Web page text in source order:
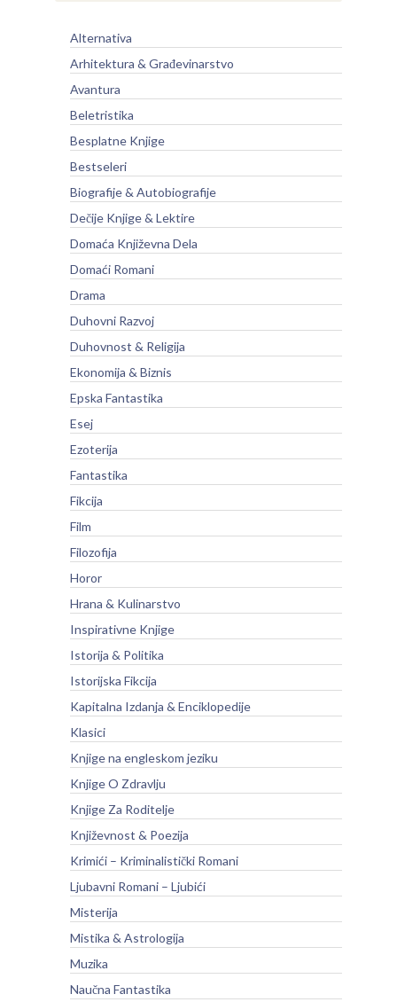
Alternativa
Arhitektura & Građevinarstvo
Avantura
Beletristika
Besplatne Knjige
Bestseleri
Biografije & Autobiografije
Dečije Knjige & Lektire
Domaća Književna Dela
Domaći Romani
Drama
Duhovni Razvoj
Duhovnost & Religija
Ekonomija & Biznis
Epska Fantastika
Esej
Ezoterija
Fantastika
Fikcija
Film
Filozofija
Horor
Hrana & Kulinarstvo
Inspirativne Knjige
Istorija & Politika
Istorijska Fikcija
Kapitalna Izdanja & Enciklopedije
Klasici
Knjige na engleskom jeziku
Knjige O Zdravlju
Knjige Za Roditelje
Književnost & Poezija
Krimići – Kriminalistički Romani
Ljubavni Romani – Ljubići
Misterija
Mistika & Astrologija
Muzika
Naučna Fantastika